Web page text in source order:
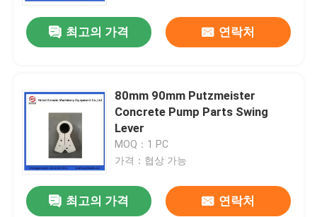
최고의 가격 연락처
80mm 90mm Putzmeister
Concrete Pump Parts Swing
Lever
MOQ：1 PC
가격：협상 가능
최고의 가격 연락처